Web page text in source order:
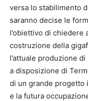
versa lo stabilimento
saranno decise le
l’obiettivo di chiedere
costruzione della
l’attuale produzione
a disposizione di
di un grande progetto
e la futura